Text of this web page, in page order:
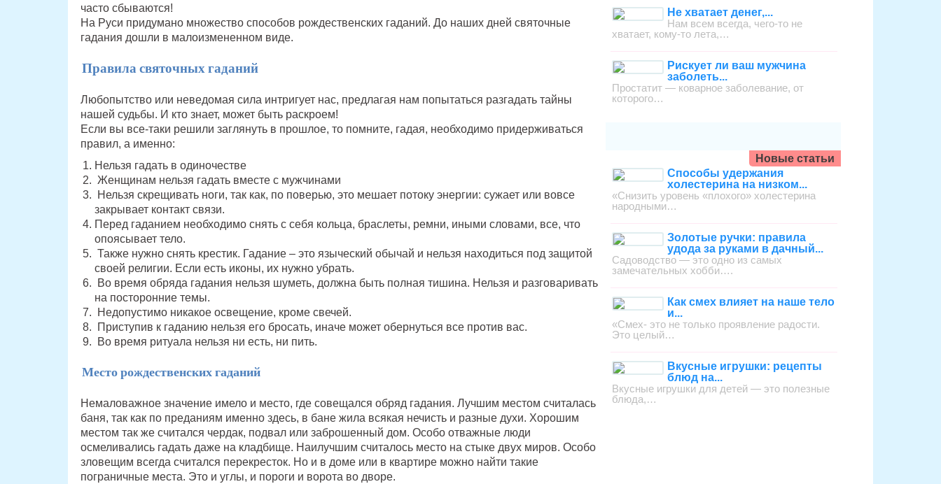
часто сбываются!
На Руси придумано множество способов рождественских гаданий. До наших дней святочные
гадания дошли в малоизмененном виде.
Правила святочных гаданий
Любопытство или неведомая сила интригует нас, предлагая нам попытаться разгадать тайны
нашей судьбы. И кто знает, может быть раскроем!
Если вы все-таки решили заглянуть в прошлое, то помните, гадая, необходимо придерживаться
правил, а именно:
Нельзя гадать в одиночестве
Женщинам нельзя гадать вместе с мужчинами
Нельзя скрещивать ноги, так как, по поверью, это мешает потоку энергии: сужает или вовсе
закрывает контакт связи.
Перед гаданием необходимо снять с себя кольца, браслеты, ремни, иными словами, все, что
опоясывает тело.
Также нужно снять крестик. Гадание – это языческий обычай и нельзя находиться под защитой
своей религии. Если есть иконы, их нужно убрать.
Во время обряда гадания нельзя шуметь, должна быть полная тишина. Нельзя и разговаривать
на посторонние темы.
Недопустимо никакое освещение, кроме свечей.
Приступив к гаданию нельзя его бросать, иначе может обернуться все против вас.
Во время ритуала нельзя ни есть, ни пить.
Место рождественских гаданий
Немаловажное значение имело и место, где совещался обряд гадания. Лучшим местом считалась
баня, так как по преданиям именно здесь, в бане жила всякая нечисть и разные духи. Хорошим
местом так же считался чердак, подвал или заброшенный дом. Особо отважные люди
осмеливались гадать даже на кладбище. Наилучшим считалось место на стыке двух миров. Особо
зловещим всегда считался перекресток. Но и в доме или в квартире можно найти такие
пограничные места. Это и углы, и пороги и ворота во дворе.
Не хватает денег,...
Нам всем всегда, чего-то не
хватает, кому-то лета,…
Рискует ли ваш мужчина
заболеть...
Простатит — коварное заболевание, от
которого…
Новые статьи
Способы удержания
холестерина на низком...
«Снизить уровень «плохого» холестерина
народными…
Золотые ручки: правила
удода за руками в дачный...
Садоводство — это одно из самых
замечательных хобби….
Как смех влияет на наше тело
и...
«Смех- это не только проявление радости.
Это целый…
Вкусные игрушки: рецепты
блюд на...
Вкусные игрушки для детей — это полезные
блюда,…